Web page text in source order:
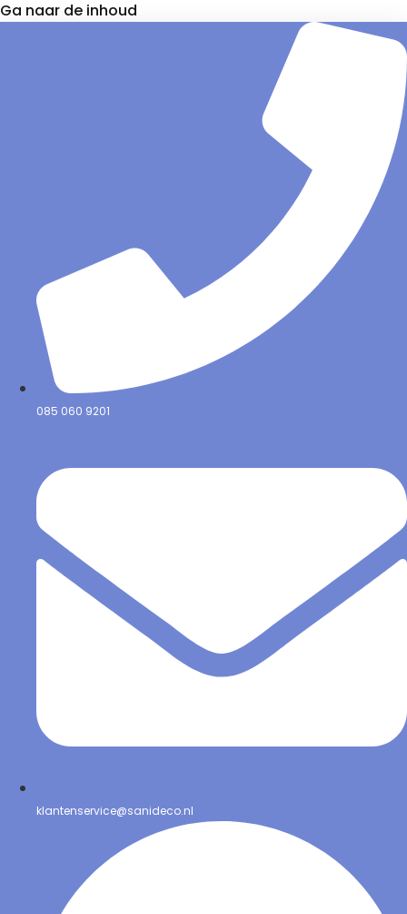
Ga naar de inhoud
085 060 9201
klantenservice@sanideco.nl